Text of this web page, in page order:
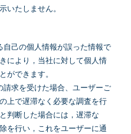
いたしません。
自己の個人情報が誤った情報で
により，当社に対して個人情
ができます。
請求を受けた場合、ユーザーご
上で遅滞なく必要な調査を行
判断した場合には，遅滞な
を行い，これをユーザーに通